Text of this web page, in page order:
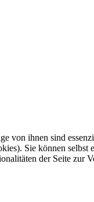
von ihnen sind
Sie können selbst
der Seite zur